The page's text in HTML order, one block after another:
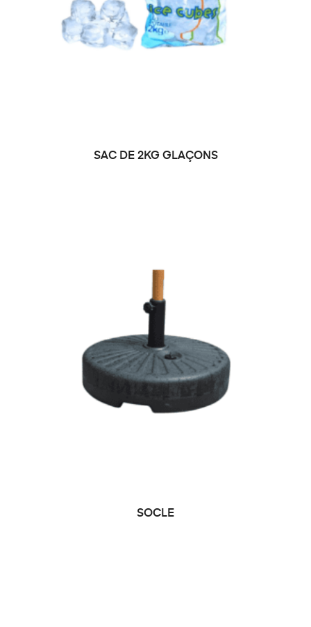
SAC DE 2KG GLAÇONS
SOCLE